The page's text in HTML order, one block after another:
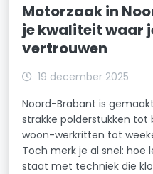
Motorzaak in
je kwaliteit waar
vertrouwen
19 december 2025
Noord-Brabant is
strakke polderstukken tot
woon-werkritten tot
Toch merk je al snel: hoe
staat met techniek die